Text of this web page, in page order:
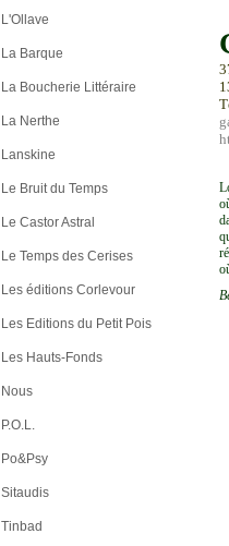
L'Ollave
La Barque
La Boucherie Littéraire
La Nerthe
Lanskine
Le Bruit du Temps
Le Castor Astral
Le Temps des Cerises
Les éditions Corlevour
Les Editions du Petit Pois
Les Hauts-Fonds
Nous
P.O.L.
Po&Psy
Sitaudis
Tinbad